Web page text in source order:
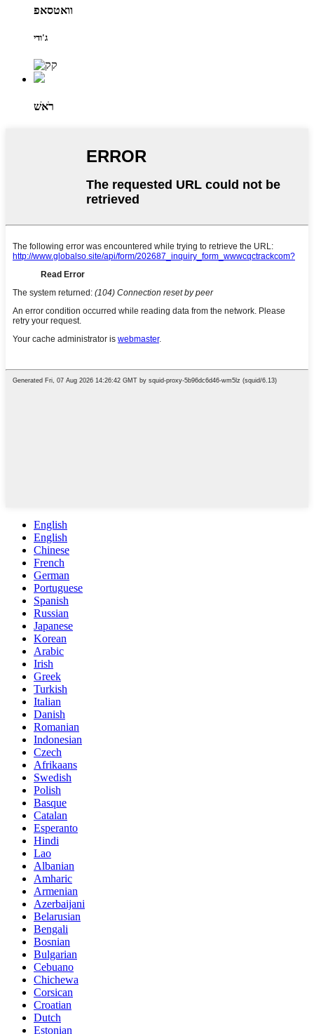
וואטסאפ
ג'ודי
רֹאשׁ
English
English
Chinese
French
German
Portuguese
Spanish
Russian
Japanese
Korean
Arabic
Irish
Greek
Turkish
Italian
Danish
Romanian
Indonesian
Czech
Afrikaans
Swedish
Polish
Basque
Catalan
Esperanto
Hindi
Lao
Albanian
Amharic
Armenian
Azerbaijani
Belarusian
Bengali
Bosnian
Bulgarian
Cebuano
Chichewa
Corsican
Croatian
Dutch
Estonian